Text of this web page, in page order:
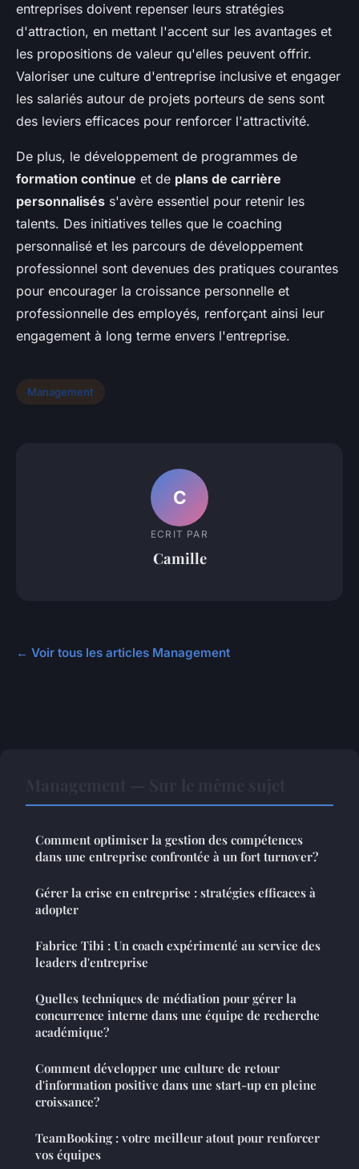
entreprises doivent repenser leurs stratégies
d'attraction, en mettant l'accent sur les avantages et
les propositions de valeur qu'elles peuvent offrir.
Valoriser une culture d'entreprise inclusive et engager
les salariés autour de projets porteurs de sens sont
des leviers efficaces pour renforcer l'attractivité.
De plus, le développement de programmes de
formation continue et de plans de carrière
personnalisés s'avère essentiel pour retenir les
talents. Des initiatives telles que le coaching
personnalisé et les parcours de développement
professionnel sont devenues des pratiques courantes
pour encourager la croissance personnelle et
professionnelle des employés, renforçant ainsi leur
engagement à long terme envers l'entreprise.
Management
C
ECRIT PAR
Camille
← Voir tous les articles Management
Comment optimiser la gestion des compétences
dans une entreprise confrontée à un fort turnover?
Gérer la crise en entreprise : stratégies efficaces à
adopter
Fabrice Tibi : Un coach expérimenté au service des
leaders d'entreprise
Quelles techniques de médiation pour gérer la
concurrence interne dans une équipe de recherche
académique?
Comment développer une culture de retour
d'information positive dans une start-up en pleine
croissance?
TeamBooking : votre meilleur atout pour renforcer
vos équipes